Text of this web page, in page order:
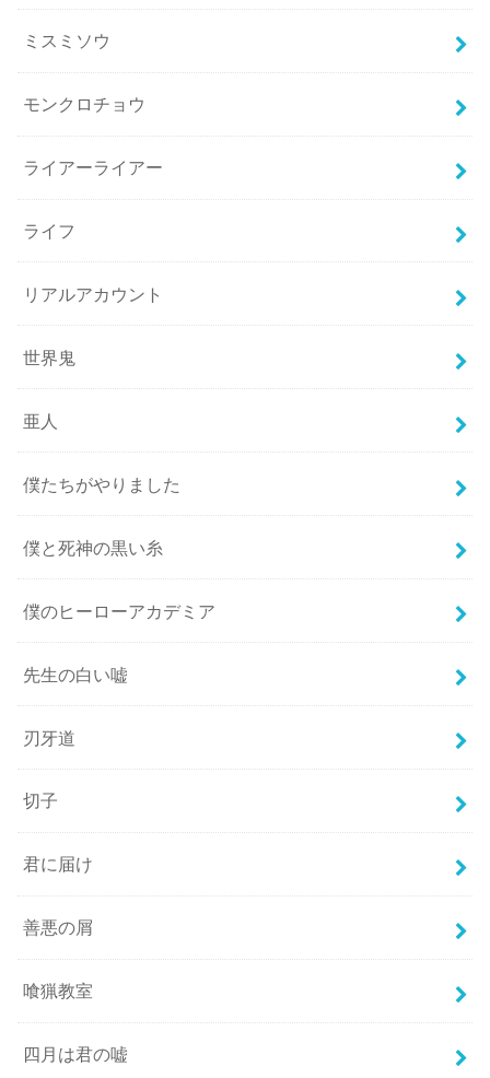
ミスミソウ
モンクロチョウ
ライアーライアー
ライフ
リアルアカウント
世界鬼
亜人
僕たちがやりました
僕と死神の黒い糸
僕のヒーローアカデミア
先生の白い嘘
刃牙道
切子
君に届け
善悪の屑
喰猟教室
四月は君の嘘